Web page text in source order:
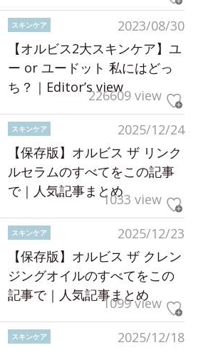
2023/08/30
スキンケア
【オルビス2大スキンケア】ユ
ー or ユードット 私にはどっ
ち？｜Editor’s view226609 view
2025/12/24
スキンケア
【保存版】オルビス ザ リンク
ルセラムのすべてをこの記事
で｜人気記事まとめ1033 view
2025/12/23
スキンケア
【保存版】オルビス ザ クレン
ジングオイルのすべてをこの
記事で｜人気記事まとめ
1099 view
2025/12/18
スキンケア